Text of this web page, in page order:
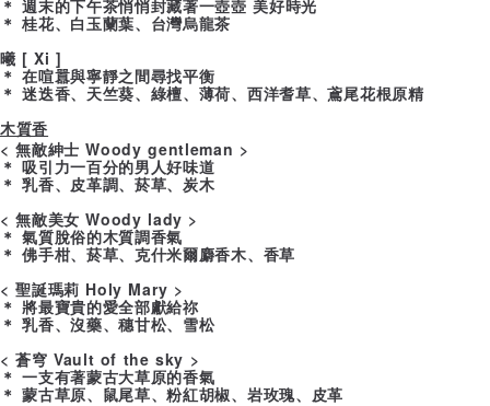
＊ 週末的下午茶悄悄封藏著一壺壺 美好時光
＊ 桂花、白玉蘭葉、台灣烏龍茶
曦 [ Xi ]
＊ 在喧囂與寧靜之間尋找平衡
＊ 迷迭香、天竺葵、綠檀、薄荷、西洋耆草、鳶尾花根原精
木質香
< 無敵紳士 Woody gentleman >
＊ 吸引力一百分的男人好味道
＊ 乳香、皮革調、菸草、炭木
< 無敵美女 Woody lady >
＊ 氣質脫俗的木質調香氣
＊ 佛手柑、菸草、克什米爾麝香木、香草
< 聖誕瑪莉 Holy Mary >
＊ 將最寶貴的愛全部獻給祢
＊ 乳香、沒藥、穗甘松、雪松
< 蒼穹 Vault of the sky >
＊ 一支有著蒙古大草原的香氣
＊ 蒙古草原、鼠尾草、粉紅胡椒、岩玫瑰、皮革